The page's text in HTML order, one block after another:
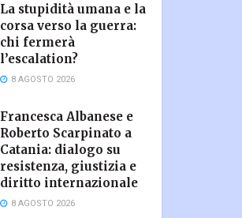
La stupidità umana e la
corsa verso la guerra:
chi fermerà
l’escalation?
8 AGOSTO 2026
Francesca Albanese e
Roberto Scarpinato a
Catania: dialogo su
resistenza, giustizia e
diritto internazionale
8 AGOSTO 2026